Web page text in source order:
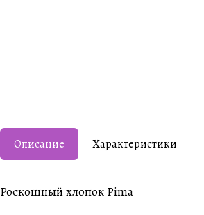
Описание Характеристики
Роскошный хлопок Pima